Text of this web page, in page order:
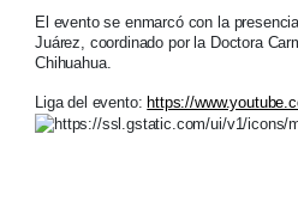
El evento se enmarcó con la
Juárez, coordinado por la Doctora
Chihuahua.
Liga del evento: https://